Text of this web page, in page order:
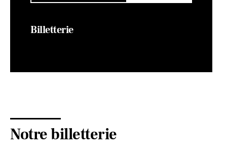
Billetterie
Notre billetterie